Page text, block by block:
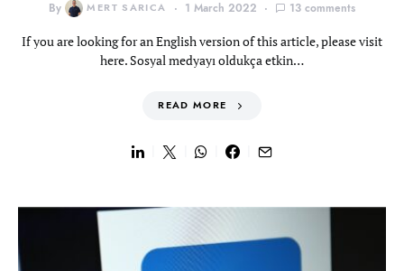
By MERT SARICA 1 March 2022 13 comments
If you are looking for an English version of this article, please visit
here. Sosyal medyayı oldukça etkin…
READ MORE